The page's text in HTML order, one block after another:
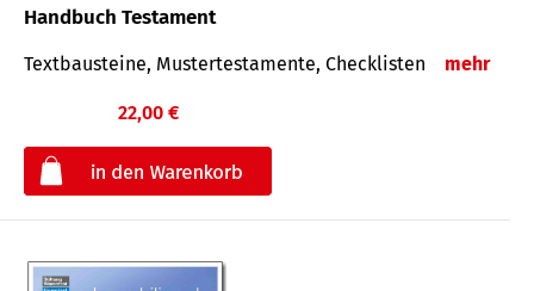
Handbuch Testament
Textbausteine, Mustertestamente, Checklisten mehr
22,00 €